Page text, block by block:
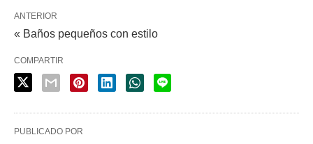
ANTERIOR
« Baños pequeños con estilo
COMPARTIR
PUBLICADO POR